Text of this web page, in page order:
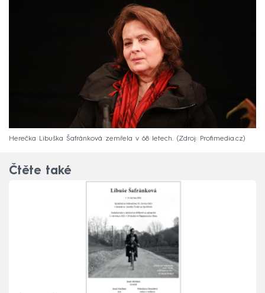
Herečka Libuška Šafránková zemřela v 68 letech. Zdroj: Profimedia.cz
Čtěte také